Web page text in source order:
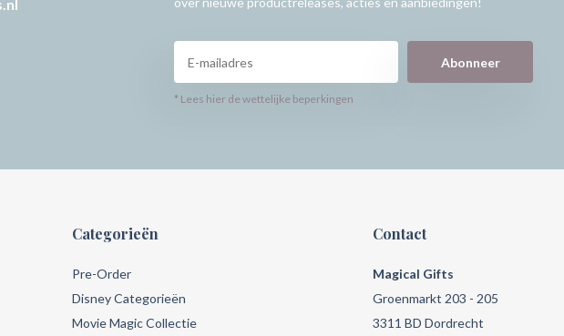
Abonneer
* Lees hier de wettelijke beperkingen
Categorieën
Pre-Order
Disney Categorieën
Movie Magic Collectie
Contact
Magical Gifts
Groenmarkt 203 - 205
3311 BD Dordrecht